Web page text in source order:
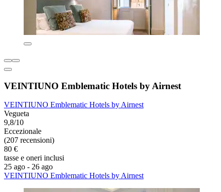
VEINTIUNO Emblematic Hotels by Airnest
VEINTIUNO Emblematic Hotels by Airnest
Vegueta
9,8/10
Eccezionale
(207 recensioni)
80 €
tasse e oneri inclusi
25 ago - 26 ago
VEINTIUNO Emblematic Hotels by Airnest